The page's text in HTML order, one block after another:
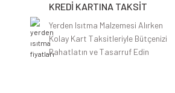
KREDİ KARTINA TAKSİT
Yerden Isıtma Malzemesi Alırken
Kolay Kart Taksitleriyle Bütçenizi
Rahatlatın ve Tasarruf Edin